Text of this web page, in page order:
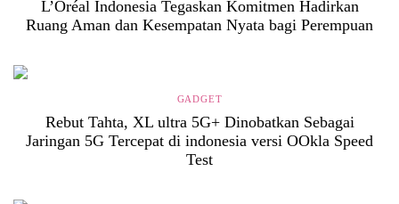
L’Oréal Indonesia Tegaskan Komitmen Hadirkan
Ruang Aman dan Kesempatan Nyata bagi Perempuan
GADGET
Rebut Tahta, XL ultra 5G+ Dinobatkan Sebagai
Jaringan 5G Tercepat di indonesia versi OOkla Speed
Test